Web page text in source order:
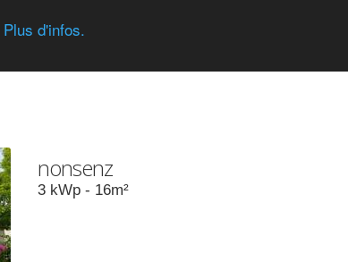
Plus d'infos.
nonsenz
3 kWp - 16m²